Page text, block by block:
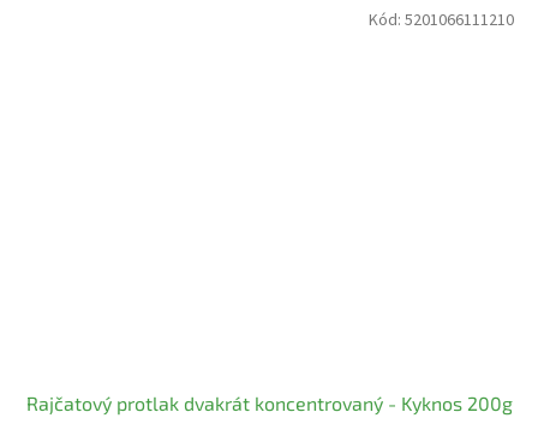
Rajčatový protlak dvakrát koncentrovaný - Kyknos 200g
Kód: 5201066111210